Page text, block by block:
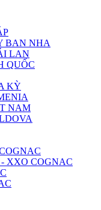
BAN NHA
LAN
QUỐC
KỲ
NAM
XXO COGNAC